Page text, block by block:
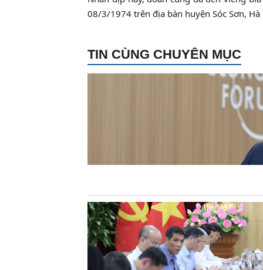
08/3/1974 trên địa bàn huyện Sóc Sơn, Hà
TIN CÙNG CHUYÊN MỤC